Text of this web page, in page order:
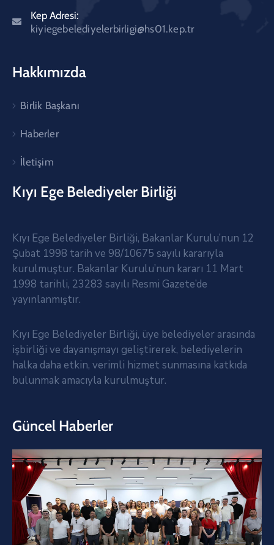
Kep Adresi:
kiyiegebelediyelerbirligi@hs01.kep.tr
Hakkımızda
Birlik Başkanı
Haberler
İletişim
Kıyı Ege Belediyeler Birliği
Kıyı Ege Belediyeler Birliği, Bakanlar Kurulu’nun 12
Şubat 1998 tarih ve 98/10675 sayılı kararıyla
kurulmuştur. Bakanlar Kurulu’nun kararı 11 Mart
1998 tarihli, 23283 sayılı Resmi Gazete’de
yayınlanmıştır.
Kıyı Ege Belediyeler Birliği, üye belediyeler arasında
işbirliği ve dayanışmayı geliştirerek, belediyelerin
halka daha etkin, verimli hizmet sunmasına katkıda
bulunmak amacıyla kurulmuştur.
Güncel Haberler